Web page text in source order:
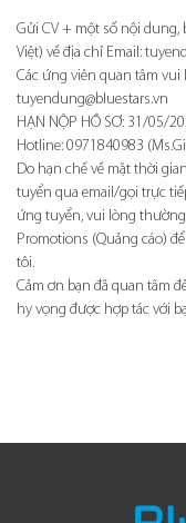
Gửi CV + một số nội dung,
Việt) về địa chỉ Email:
Các ứng viên quan tâm vui
tuyendung@bluestars.vn
HẠN NỘP HỒ SƠ: 31/05/
Hotline: 0971840983
Do hạn chế về mặt thời
tuyển qua email/gọi trực
ứng tuyển, vui lòng
Promotions (Quảng cáo)
tôi.
Cảm ơn bạn đã quan tâm
hy vọng được hợp tác với